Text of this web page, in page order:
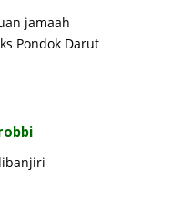
jamaah
Pondok Darut